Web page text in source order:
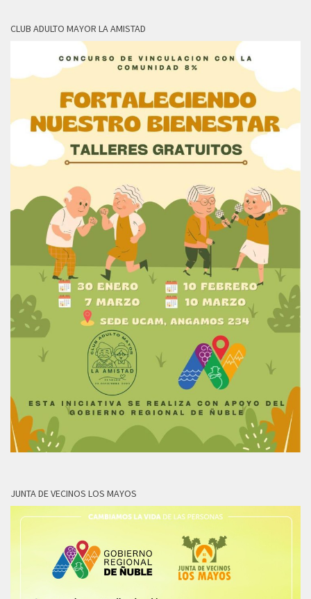
CLUB ADULTO MAYOR LA AMISTAD
JUNTA DE VECINOS LOS MAYOS